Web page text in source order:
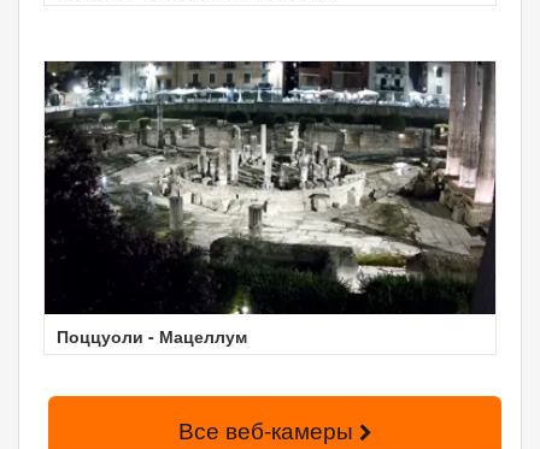
Поццуоли - Мацеллум
Все веб-камеры